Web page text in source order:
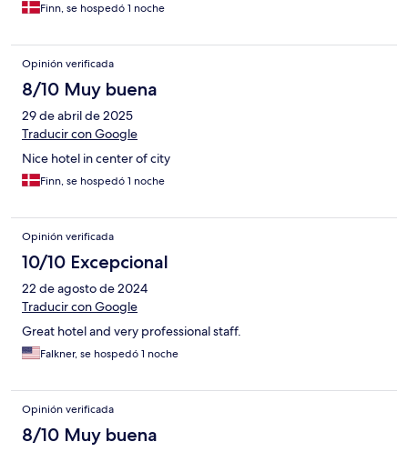
Finn, se hospedó 1 noche
Opinión verificada
8/10 Muy buena
29 de abril de 2025
Traducir con Google
Nice hotel in center of city
Finn, se hospedó 1 noche
Opinión verificada
10/10 Excepcional
22 de agosto de 2024
Traducir con Google
Great hotel and very professional staff.
Falkner, se hospedó 1 noche
Opinión verificada
8/10 Muy buena